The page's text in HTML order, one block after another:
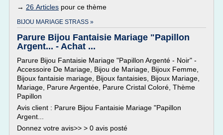
→ 26 Articles pour ce thème
BIJOU MARIAGE STRASS »
Parure Bijou Fantaisie Mariage "Papillon
Argent... - Achat ...
Parure Bijou Fantaisie Mariage "Papillon Argenté - Noir" -
Accessoire De Mariage, Bijou de Mariage, Bijoux Femme,
Bijoux fantaisie mariage, Bijoux fantaisies, Bijoux Mariage,
Mariage, Parure Argentée, Parure Cristal Coloré, Thème
Papillon
Avis client : Parure Bijou Fantaisie Mariage "Papillon
Argent...
Donnez votre avis>> > 0 avis posté